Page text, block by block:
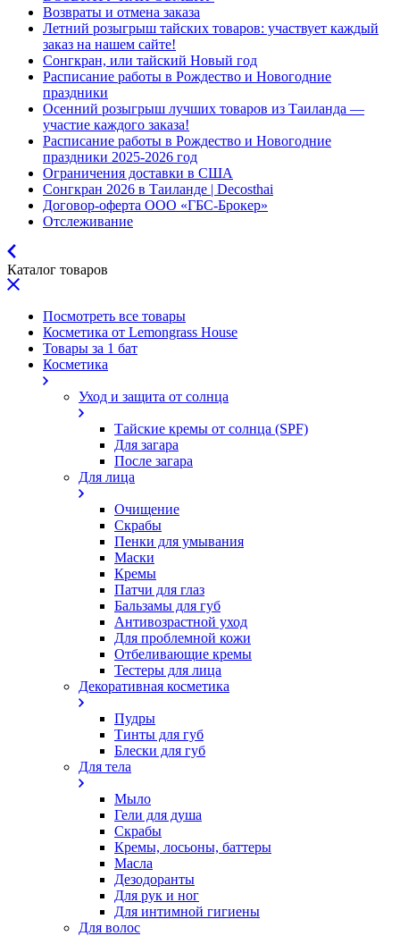
Возвраты и отмена заказа
Летний розыгрыш тайских товаров: участвует каждый
заказ на нашем сайте!
Сонгкран, или тайский Новый год
Расписание работы в Рождество и Новогодние
праздники
Осенний розыгрыш лучших товаров из Таиланда —
участие каждого заказа!
Расписание работы в Рождество и Новогодние
праздники 2025-2026 год
Ограничения доставки в США
Сонгкран 2026 в Таиланде | Decosthai
Договор-оферта ООО «ГБС-Брокер»
Отслеживание
Каталог товаров
Посмотреть все товары
Косметика от Lemongrass House
Товары за 1 бат
Косметика
Уход и защита от солнца
Тайские кремы от солнца (SPF)
Для загара
После загара
Для лица
Очищение
Скрабы
Пенки для умывания
Маски
Кремы
Патчи для глаз
Бальзамы для губ
Антивозрастной уход
Для проблемной кожи
Oтбеливающие кремы
Тестеры для лица
Декоративная косметика
Пудры
Тинты для губ
Блески для губ
Для тела
Мыло
Гели для душа
Скрабы
Кремы, лосьоны, баттеры
Масла
Дезодоранты
Для рук и ног
Для интимной гигиены
Для волос